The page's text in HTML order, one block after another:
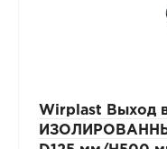
Wirplast Выход